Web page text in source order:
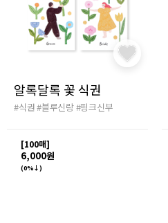
알록달록 꽃 식권
#식권#블루신랑#핑크신부
[100매]
6,000원
(0%↓)